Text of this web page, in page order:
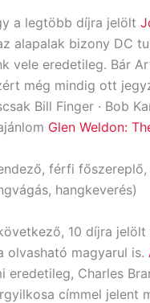
a legtöbb díjra jelölt
alapalak bizony DC
vele eredetileg. Bár
még mindig ott
Bill Finger · Bob
Glen Weldon:
férfi
hangkeverés)
10 díjra
olvasható magyarul is.
eredetileg, Charles
címmel jelent